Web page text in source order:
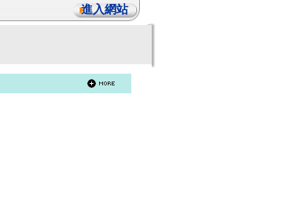
進入網站